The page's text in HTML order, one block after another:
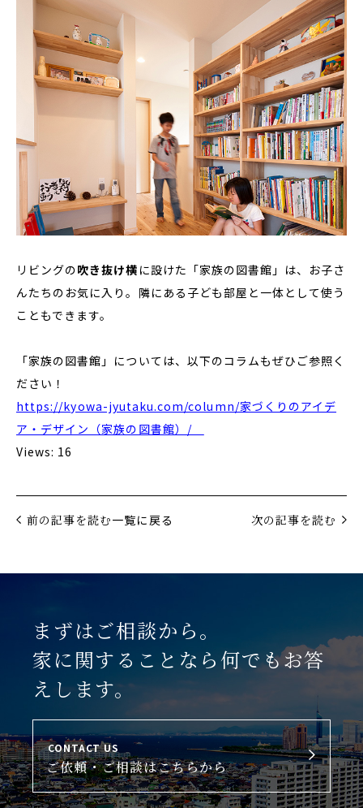
リビングの吹き抜け横 に設けた「家族の図書館」は、お子さ
んたちのお気に入り。隣にある子ども部屋と一体として使う
こともできます。
「家族の図書館」については、以下のコラムもぜひご参照く
ださい！
https://kyowa-jyutaku.com/column/家づくりのアイデ
ア・デザイン（家族の図書館）/
Views: 16
前の記事を読む一覧に戻る 次の記事を読む
まずはご相談から。
家に関することなら何でもお答
えします。
CONTACT US
ご依頼・ご相談はこちらから